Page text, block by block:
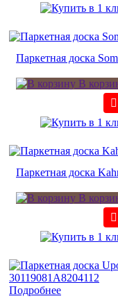
Паркетная доска
В
Паркетная доска
В
Подробнее